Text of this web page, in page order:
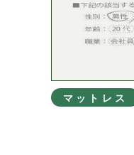
マットレス